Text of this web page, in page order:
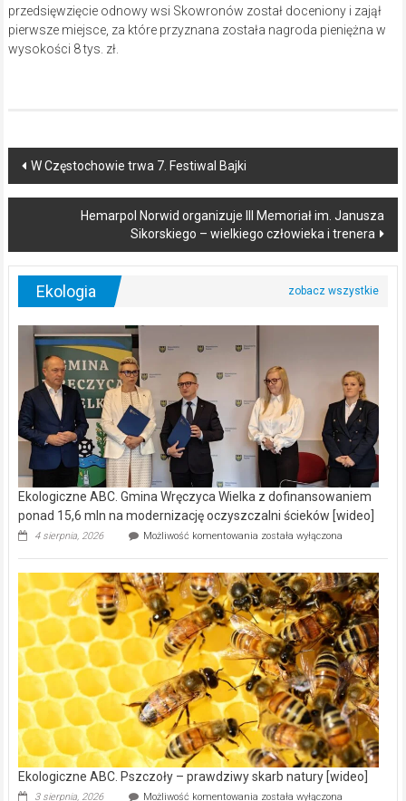
przedsięwzięcie odnowy wsi Skowronów został doceniony i zajął
pierwsze miejsce, za które przyznana została nagroda pieniężna w
wysokości 8 tys. zł.
Post
navigation
W Częstochowie trwa 7. Festiwal Bajki
Hemarpol Norwid organizuje III Memoriał im. Janusza
Sikorskiego – wielkiego człowieka i trenera
Ekologia
Ekologiczne ABC. Gmina Wręczyca Wielka z dofinansowaniem
ponad 15,6 mln na modernizację oczyszczalni ścieków [wideo]
4 sierpnia, 2026 Możliwość komentowania Ekologiczne
Wręczyca
Wielka
z
dofinansowaniem
ponad
15,6
mln
na
modernizację
oczyszczalni
ścieków
[wideo]
została wyłączona
Ekologiczne ABC. Pszczoły – prawdziwy skarb natury [wideo]
3 sierpnia, 2026 Możliwość komentowania Ekologiczne
została wyłączona